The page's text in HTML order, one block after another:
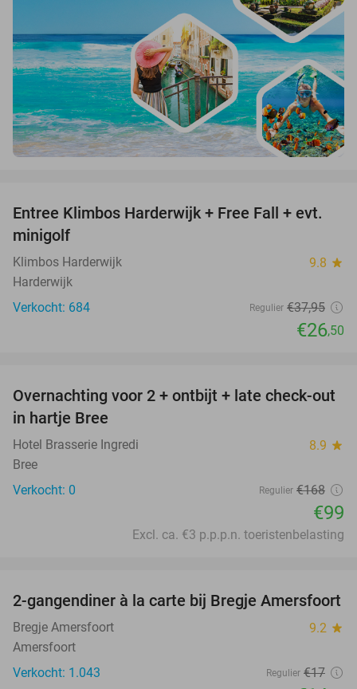
30%
Entree Klimbos Harderwijk + Free Fall + evt.
minigolf
Klimbos Harderwijk 9.8 star
Harderwijk
Verkocht: 684
Regulier €37,95
€26,50
41%
TODAY
Overnachting voor 2 + ontbijt + late check-out
in hartje Bree
Hotel Brasserie Ingredi 8.9 star
Bree
Verkocht: 0
Regulier €168
€99
Excl. ca. €3 p.p.p.n. toeristenbelasting
12%
2-gangendiner à la carte bij Bregje Amersfoort
Bregje Amersfoort 9.2 star
Amersfoort
Verkocht: 1.043
Regulier €17